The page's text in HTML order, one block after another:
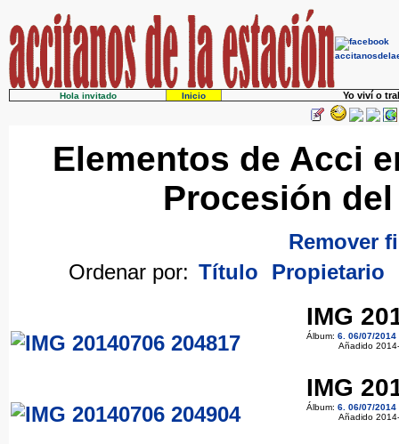
Hola invitado Inicio Yo viví o
Elementos de Acci
Procesión
Remover
Ordenar por: Título Propietario
IMG
Álbum: 6. 06/07/
Añadido
IMG
Álbum: 6. 06/07/
Añadido